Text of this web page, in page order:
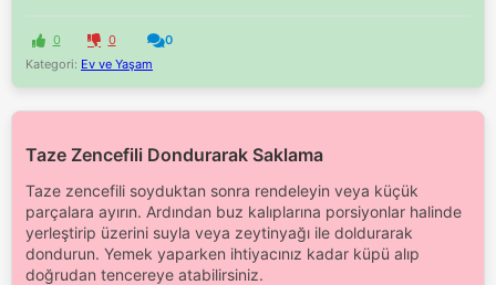
0 0
0
Kategori: Ev ve Yaşam
Taze Zencefili Dondurarak Saklama
Taze zencefili soyduktan sonra rendeleyin veya küçük
parçalara ayırın. Ardından buz kalıplarına porsiyonlar halinde
yerleştirip üzerini suyla veya zeytinyağı ile doldurarak
dondurun. Yemek yaparken ihtiyacınız kadar küpü alıp
doğrudan tencereye atabilirsiniz.